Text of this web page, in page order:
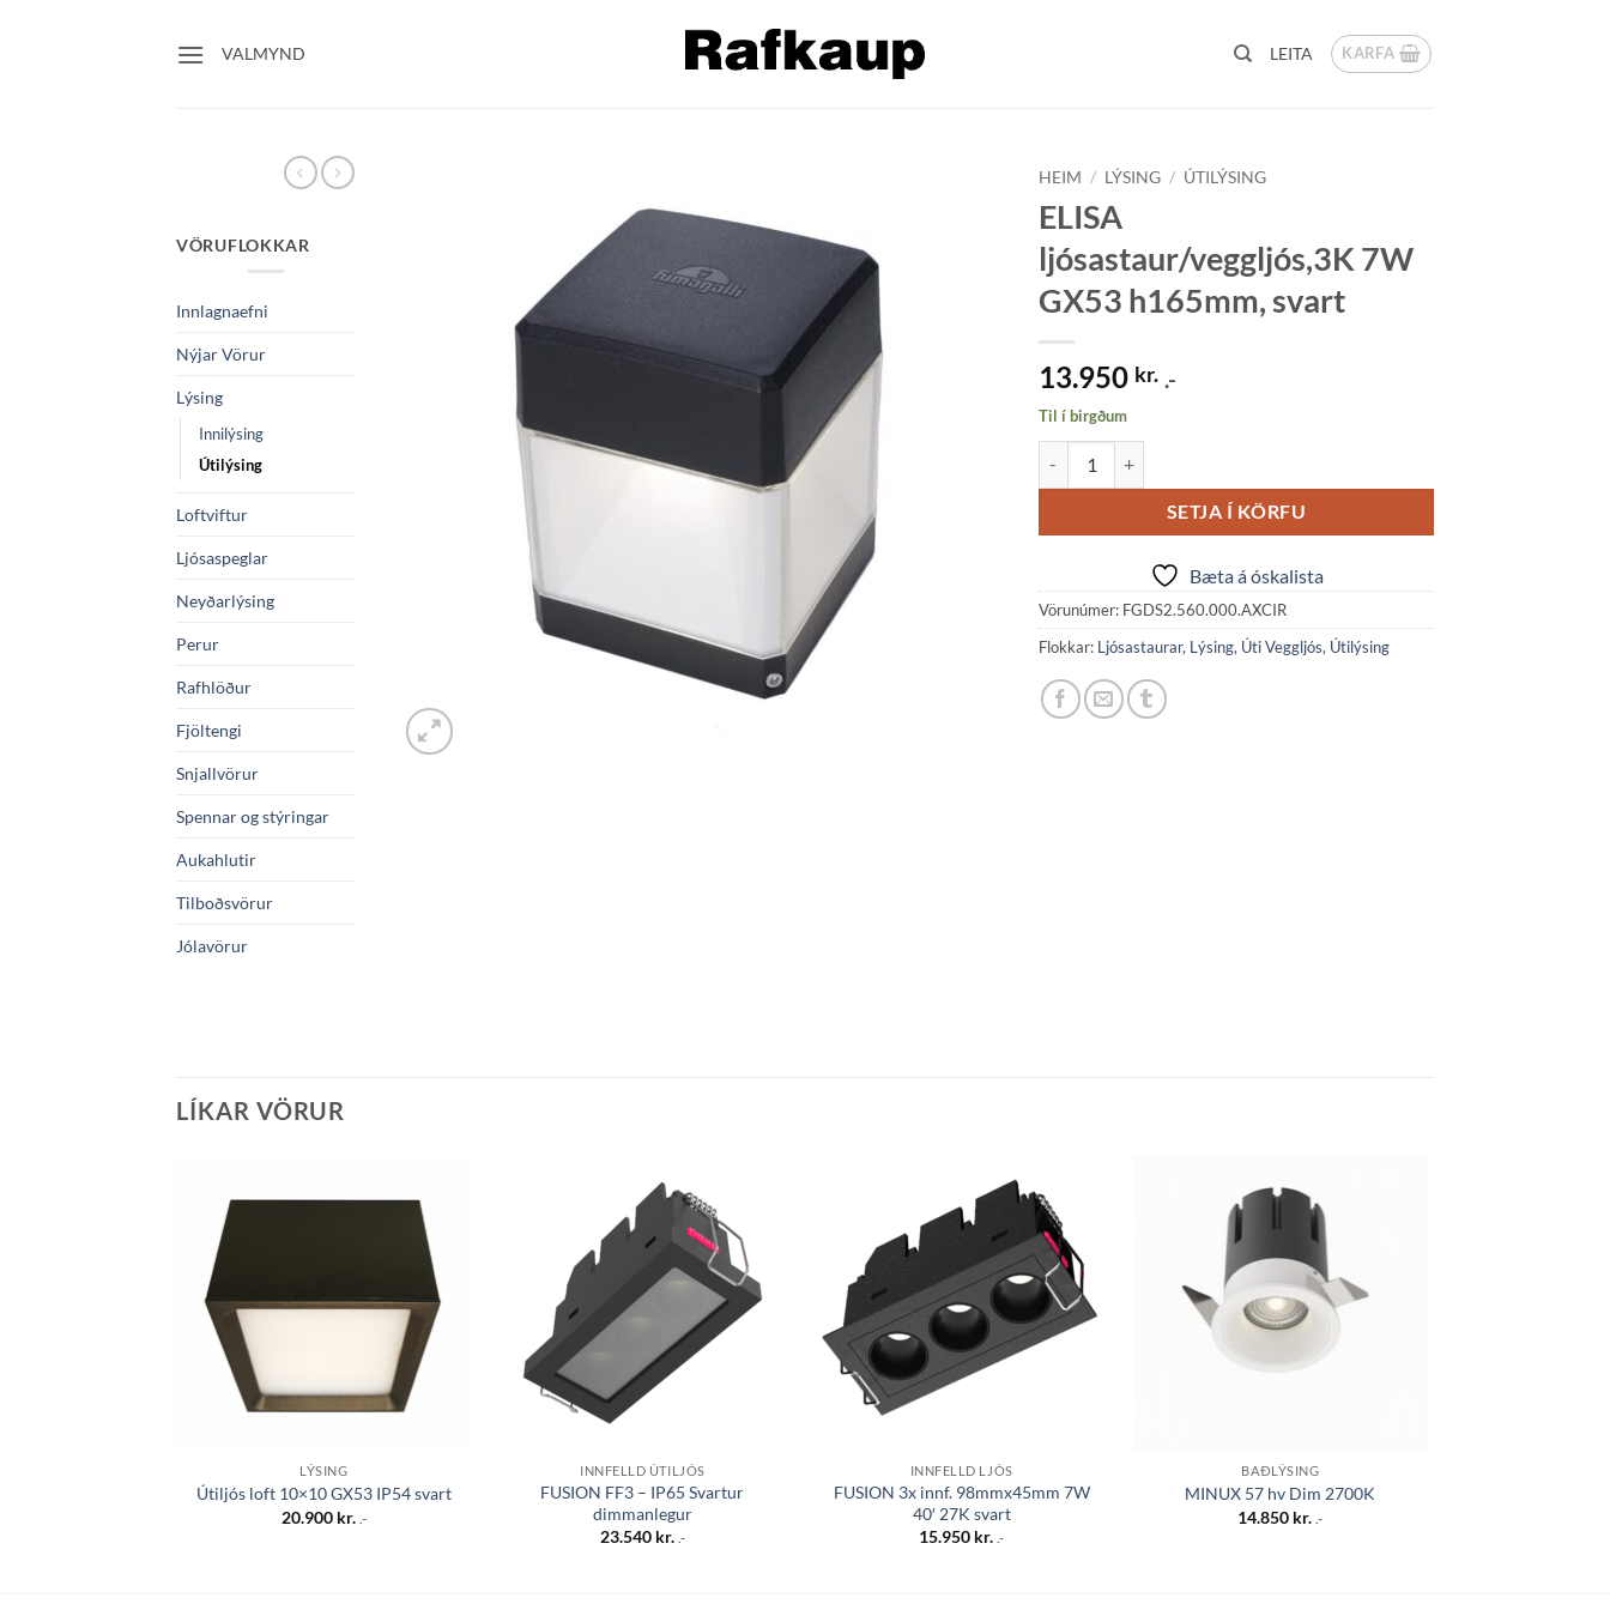
VALMYND LEITA KARFA
VÖRUFLOKKAR
Innlagnaefni
Nýjar Vörur
Lýsing
Innilýsing
Útilýsing
Loftviftur
Ljósaspeglar
Neyðarlýsing
Perur
Rafhlöður
Fjöltengi
Snjallvörur
Spennar og stýringar
Aukahlutir
Tilboðsvörur
Jólavörur
HEIM / LÝSING / ÚTILÝSING
ELISA
ljósastaur/veggljós,3K 7W
GX53 h165mm, svart
13.950 kr. .-
Til í birgðum
SETJA Í KÖRFU
Bæta á óskalista
Vörunúmer: FGDS2.560.000.AXCIR
Flokkar: Ljósastaurar, Lýsing, Úti Veggljós, Útilýsing
LÍKAR VÖRUR
Bæta á
óskalista
LÝSING
Útiljós loft 10×10 GX53 IP54 svart
20.900 kr. .-
Bæta á
óskalista
INNFELLD ÚTILJÓS
FUSION FF3 – IP65 Svartur
dimmanlegur
23.540 kr. .-
Bæta á
óskalista
INNFELLD LJÓS
FUSION 3x innf. 98mmx45mm 7W
40′ 27K svart
15.950 kr. .-
BAÐLÝSING
MINUX 57 hv Dim 2700K
14.850 kr. .-